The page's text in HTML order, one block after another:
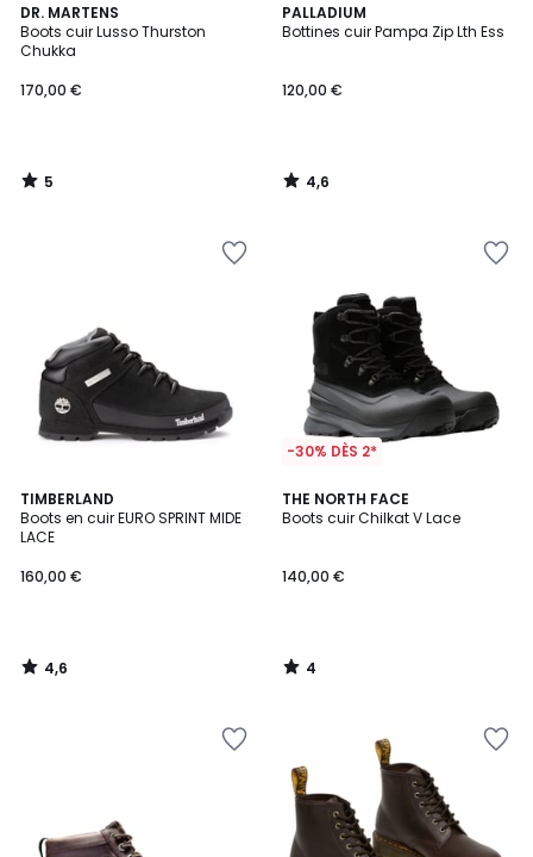
DR. MARTENS
Boots cuir Lusso Thurston
Chukka
170,00 €
5
/
5
5
/
PALLADIUM
Bottines cuir Pampa Zip Lth Ess
120,00 €
4,6
/ 5
4,6
/
TIMBERLAND
Boots en cuir EURO SPRINT MIDE
LACE
160,00 €
4,6
/ 5
4,6
/
-30% DÈS 2*
THE NORTH FACE
Boots cuir Chilkat V Lace
140,00 €
4
/
4
/